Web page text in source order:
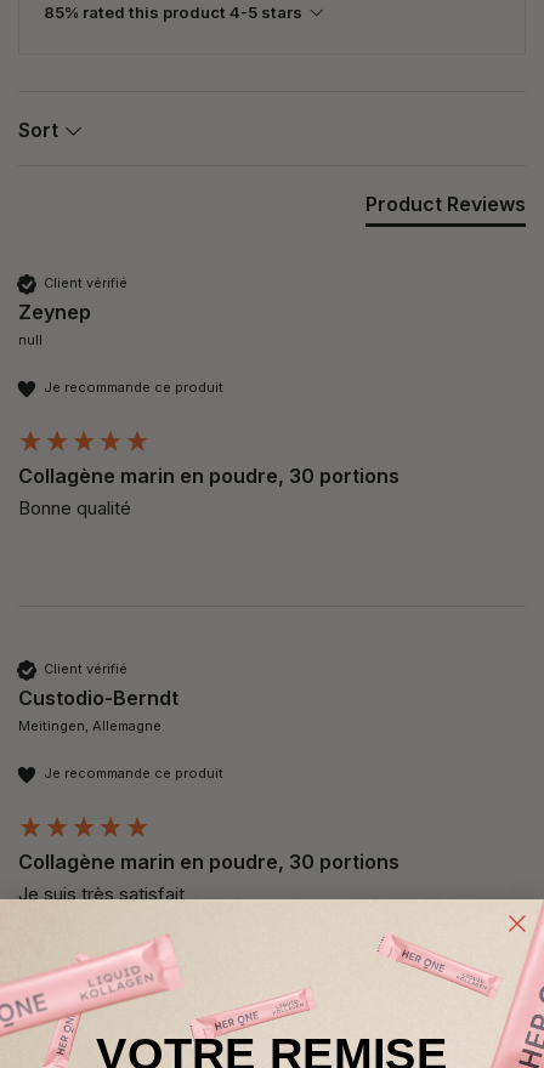
85% rated this product 4-5 stars
Sort
Product Reviews
Client vérifié
Zeynep
null
Je recommande ce produit
Collagène marin en poudre, 30 portions
Bonne qualité
Client vérifié
Custodio-Berndt
Meitingen, Allemagne
Je recommande ce produit
Collagène marin en poudre, 30 portions
Je suis très satisfait
Client vérifiéVOTRE REMISE